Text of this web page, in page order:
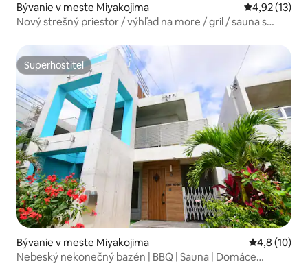
Bývanie v meste Miyakojima Priemerné
4,92 (13)
Nový strešný priestor / výhľad na more / gril / sauna s
ubytovací objekt v koralovej farbe
Superhostiteľ
Superhostiteľ
Bývanie v meste Miyakojima Priemerné
4,8 (10)
Nebeský nekonečný bazén | BBQ | Sauna | Domáce